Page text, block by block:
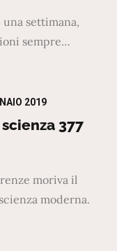
una settimana,
sempre…
2019
377
moriva il
moderna.